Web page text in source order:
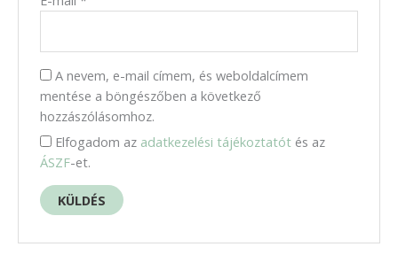
A nevem, e-mail címem, és weboldalcímem
mentése a böngészőben a következő
hozzászólásomhoz.
Elfogadom az adatkezelési tájékoztatót és az
ÁSZF-et.